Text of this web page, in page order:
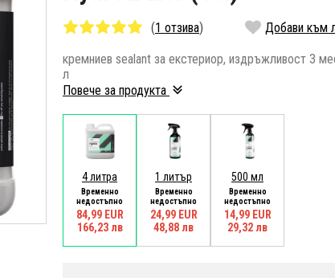
(1 отзива) Добави към
кремниев sealant за екстериор, издръжливост 3
л
Повече за продукта
4 литра
Временно
недостъпно
84,99 EUR
166,23 лв
1 литър
Временно
недостъпно
24,99 EUR
48,88 лв
500 мл
Временно
недостъпно
14,99 EUR
29,32 лв